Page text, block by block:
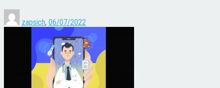
zapsich, 06/07/2022